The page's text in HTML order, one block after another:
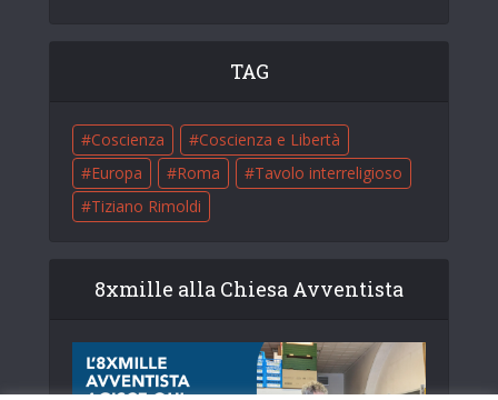
TAG
Coscienza
Coscienza e Libertà
Europa
Roma
Tavolo interreligioso
Tiziano Rimoldi
8xmille alla Chiesa Avventista